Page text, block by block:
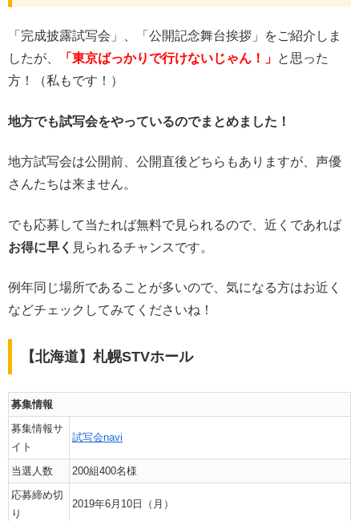
「完成披露試写会」、「公開記念舞台挨拶」をご紹介しま
したが、
「東京ばっかりで行けないじゃん！」 と思った
方！（私もです！）
地方でも試写会をやっているのでまとめました！
地方試写会は公開前、公開直後どちらもありますが、声優
さんたちは来ません。
でも応募して当たれば無料で見られるので、近くであれば
お得に早く 見られるチャンスです。
例年同じ場所であることが多いので、気になる方はお近く
などチェックしてみてくださいね！
【北海道】札幌STVホール
募集情報
募集情報サ
イト
試写会navi
当選人数
200組400名様
応募締め切
り
2019年6月10日（月）